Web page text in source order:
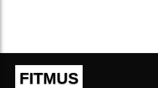
FITMUS